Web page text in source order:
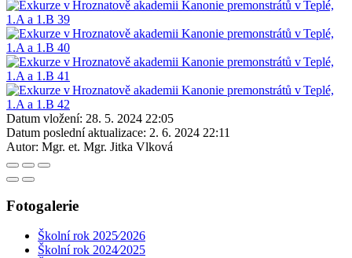
Datum vložení: 28. 5. 2024 22:05
Datum poslední aktualizace: 2. 6. 2024 22:11
Autor: Mgr. et. Mgr. Jitka Vlková
Fotogalerie
Školní rok 2025⁄2026
Školní rok 2024⁄2025